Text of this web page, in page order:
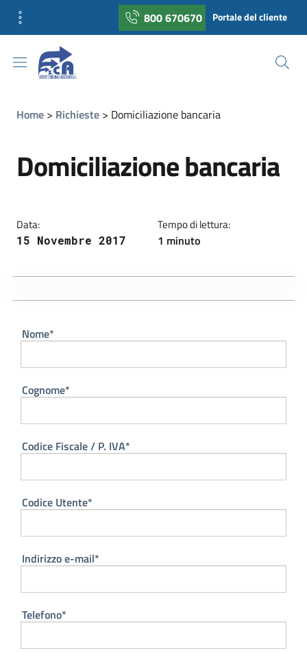
800 670670 Portale del cliente
Home Richieste Domiciliazione bancaria
Domiciliazione bancaria
Data:
15 Novembre 2017
Tempo di lettura:
1 minuto
Nome*
Cognome*
Codice Fiscale / P. IVA*
Codice Utente*
Indirizzo e-mail*
Telefono*